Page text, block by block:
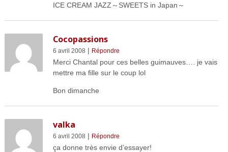
ICE CREAM JAZZ～SWEETS in Japan～
Cocopassions
6 avril 2008 | Répondre
Merci Chantal pour ces belles guimauves…. je vais
mettre ma fille sur le coup lol
Bon dimanche
valka
6 avril 2008 | Répondre
ça donne très envie d’essayer!